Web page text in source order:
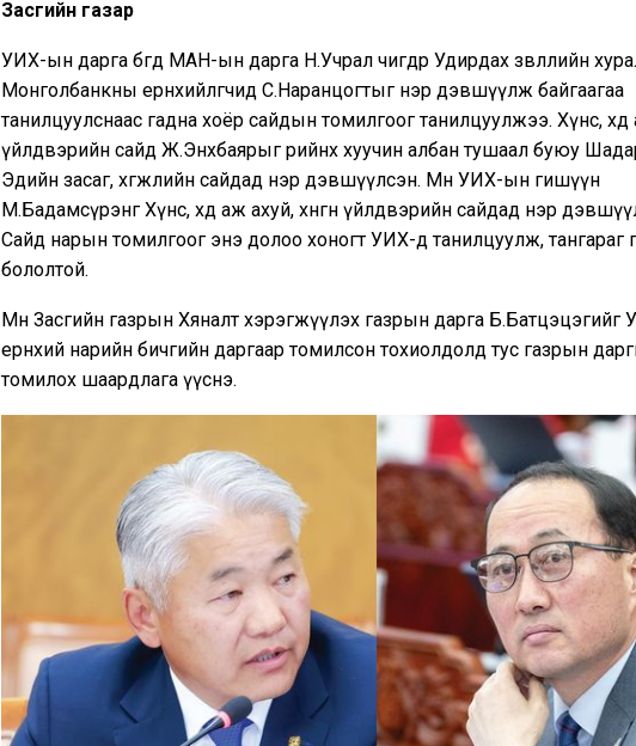
Засгийн газар
УИХ-ын дарга бөгөөд МАН-ын дарга Н.Учрал өчигдөр Удирдах зөвлөлийн
Монголбанкны ерөнхийлөгчид С.Наранцогтыг нэр дэвшүүлж байгаагаа
танилцуулснаас гадна хоёр сайдын томилгоог танилцуулжээ. Хүнс, хөдөө
үйлдвэрийн сайд Ж.Энхбаярыг өөрийнхөө хуучин албан тушаал буюу Шадар
Эдийн засаг, хөгжлийн сайдад нэр дэвшүүлсэн. Мөн УИХ-ын гишүүн
М.Бадамсүрэнг Хүнс, хөдөө аж ахуй, хөнгөн үйлдвэрийн сайдад нэр
Сайд нарын томилгоог энэ долоо хоногт УИХ-д танилцуулж, тангараг
бололтой.
Мөн Засгийн газрын Хяналт хэрэгжүүлэх газрын дарга
ерөнхий нарийн бичгийн даргаар томилсон тохиолдолд тус газрын
томилох шаардлага үүснэ.